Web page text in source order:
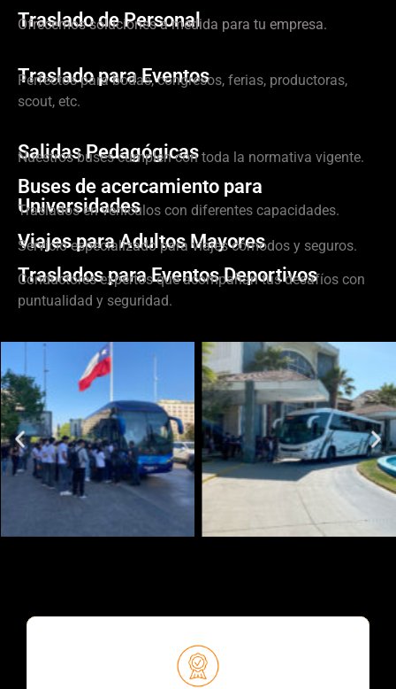
Traslado de Personal
Ofrecemos soluciones a medida para tu empresa.
Traslado para Eventos
Perfectos para bodas, congresos, ferias, productoras,
scout, etc.
Salidas Pedagógicas
Nuestros buses cumplen con toda la normativa vigente.
Buses de acercamiento para
Universidades
Traslados en vehículos con diferentes capacidades.
Viajes para Adultos Mayores
Servicio especializado para viajes cómodos y seguros.
Traslados para Eventos Deportivos
Conductores expertos que acompañan tus desafíos con
puntualidad y seguridad.